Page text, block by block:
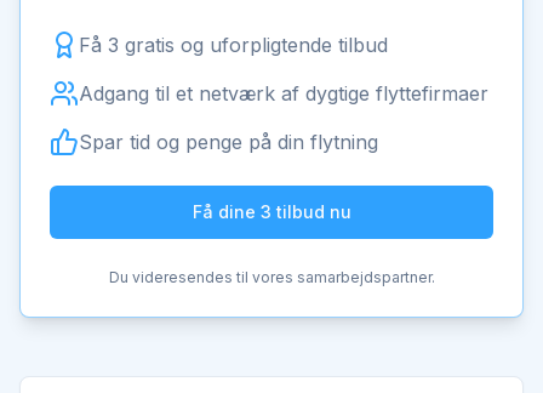
Få 3 gratis og uforpligtende tilbud
Adgang til et netværk af dygtige flyttefirmaer
Spar tid og penge på din flytning
Få dine 3 tilbud nu
Du videresendes til vores samarbejdspartner.